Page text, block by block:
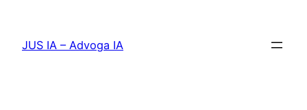
JUS IA – Advoga IA